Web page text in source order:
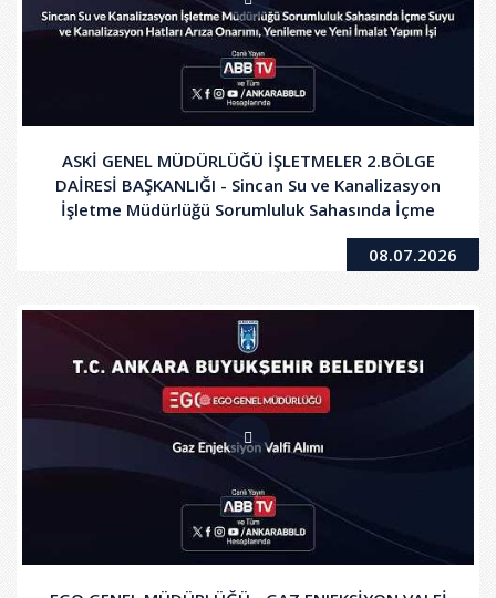
ASKİ GENEL MÜDÜRLÜĞÜ İŞLETMELER 2.BÖLGE
DAİRESİ BAŞKANLIĞI - Sincan Su ve Kanalizasyon
İşletme Müdürlüğü Sorumluluk Sahasında İçme
Suyu ve Kanalizasyon Hatları Arıza Onarımı,
Yenileme ve Yeni İmalat Yapım İşi08.07.2026